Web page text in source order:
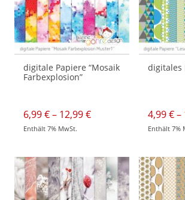
werden werden
digitale Papiere “Mosaik
Farbexplosion”
6,99€– 12,99€Preisspanne:
Enthält 7% MwSt.
Dieses
mehrere
Varianten
auf.
Die
Optionen
digitales
4,99€–
Enthält 7%
Dieses
mehrere
Varianten
auf.
Die
Optionen